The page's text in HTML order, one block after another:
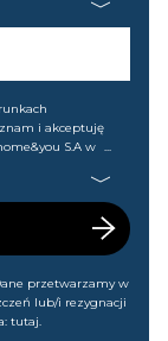
tę zgodę w
i akceptuję
S.A w
chwili
przetwarzamy w
lub/i rezygnacji
tutaj.